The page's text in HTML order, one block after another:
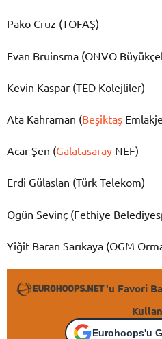
Pako Cruz (TOFAŞ)
Evan Bruinsma (ONVO
Kevin Kaspar (TED Kolejliler)
Ata Kahraman (Beşiktaş
Acar Şen (Galatasaray NEF)
Erdi Gülaslan (Türk Telekom)
Ogün Sevinç (Fethiye
Yiğit Baran Sarıkaya (OGM
'u Favori
Eurohoops'u